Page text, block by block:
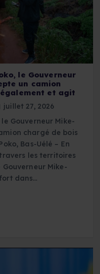
le Gouverneur
un camion
et agit
juillet 27, 2026
Gouverneur Mike-
chargé de bois
Bas-Uélé – En
les territoires
Mike-
dans…